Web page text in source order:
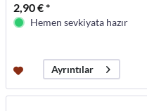
2,90 € *
Hemen sevkiyata hazır
Ayrıntılar